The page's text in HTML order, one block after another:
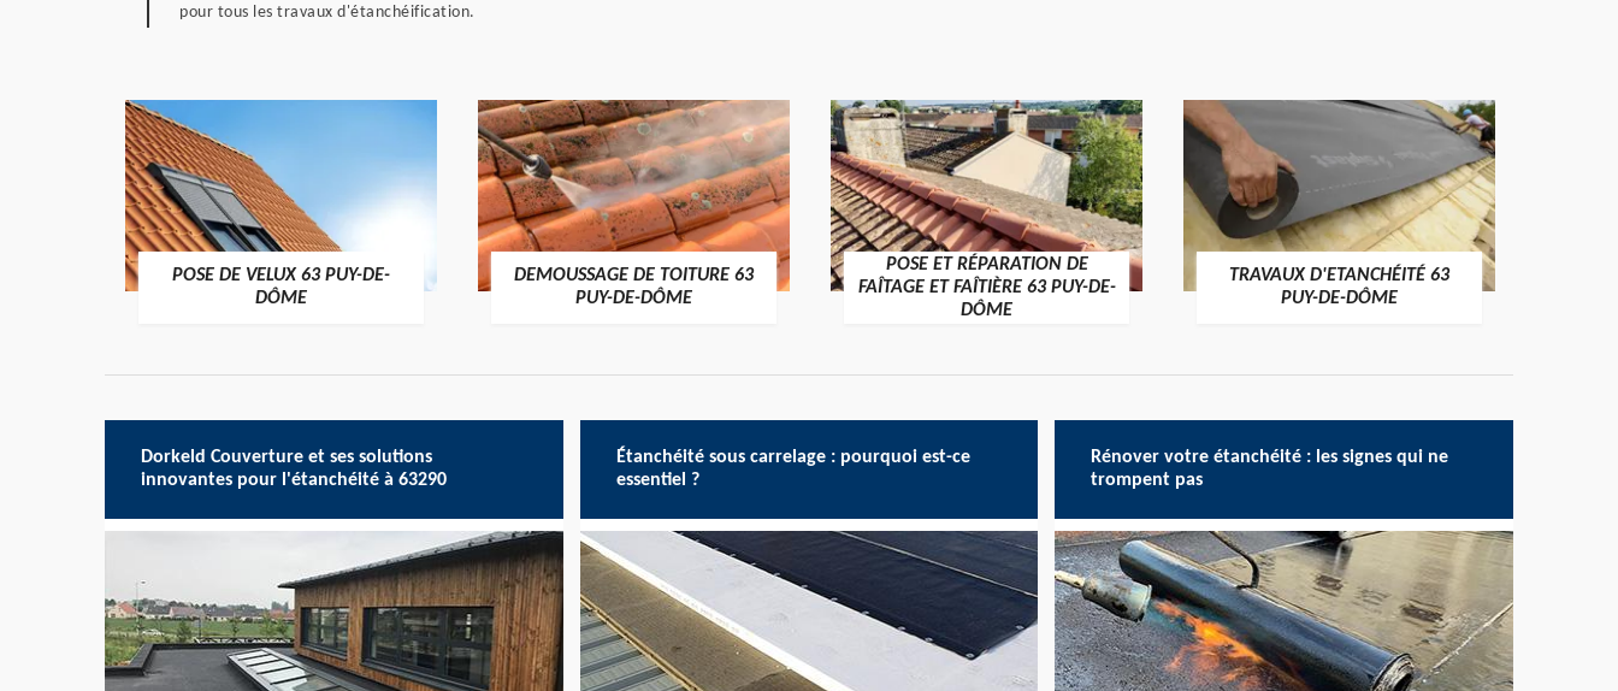
pour tous les travaux d'étanchéification.
POSE DE VELUX 63 PUY-DE-
DÔME
DEMOUSSAGE DE TOITURE 63
PUY-DE-DÔME
POSE ET RÉPARATION DE
FAÎTAGE ET FAÎTIÈRE 63 PUY-DE-
DÔME
TRAVAUX D'ETANCHÉITÉ 63
PUY-DE-DÔME
Dorkeld Couverture et ses solutions
innovantes pour l'étanchéité à 63290
Étanchéité sous carrelage : pourquoi est-ce
essentiel ?
Rénover votre étanchéité : les signes qui ne
trompent pas